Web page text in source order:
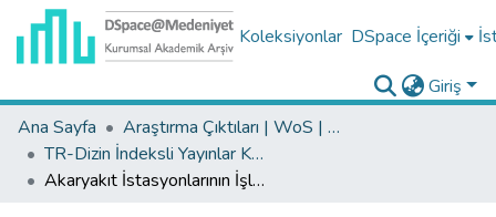
Koleksiyonlar DSpace İçeriği
Giriş
Ana Sayfa
Araştırma Çıktıları | WoS | Scopus | TR-Dizin | PubMed
TR-Dizin İndeksli Yayınlar Koleksiyonu
Akaryakıt İstasyonlarının İşlemlerinin Muhasebeleştirilmesi: Bir Akaryakıt İstasyonu Üzerinde Uygulama